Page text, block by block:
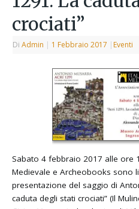
crociati”
DiAdmin | 1 Febbraio 2017 | Eventi
Sabato 4 febbraio 2017 alle ore
Medievale e Archeobooks sono
presentazione del saggio di
caduta degli stati crociati” (Il